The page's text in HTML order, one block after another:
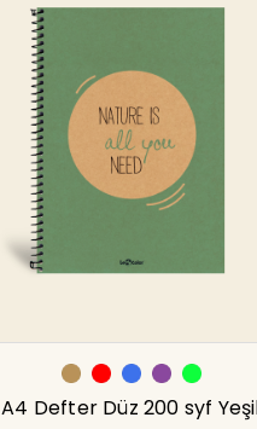
A4 Defter Düz 200 syf